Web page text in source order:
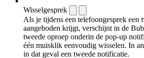
Wisselgesprek
Als je tijdens een telefoongesprek een
aangeboden krijgt, verschijnt in de
tweede oproep onderin de pop-up
één muisklik eenvoudig wisselen. In
in dat geval een tweede notificatie.